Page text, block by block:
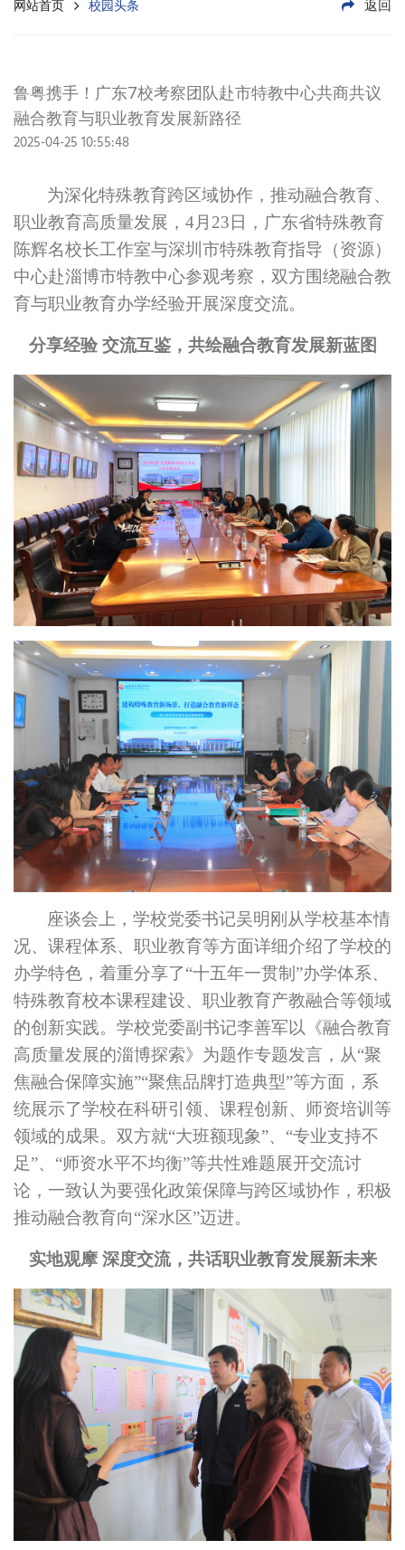
网站首页 校园头条 返回
鲁粤携手！广东7校考察团队赴市特教中心共商共议
融合教育与职业教育发展新路径
2025-04-25 10:55:48
为深化特殊教育跨区域协作，推动融合教育、
职业教育高质量发展， 4月23日，广东省特殊教育
陈辉名校长工作室与深圳市特殊教育指导（资源）
中心赴淄博市特教中心参观考察 ， 双方围绕融合教
育与职业教育办学经验开展深度交流。
分享经验 交流互鉴， 共绘融合教育发展新蓝图
座谈会上 ，学校党委书记吴明刚 从学校基本情
况、课程体系、职业教育等方面详细介绍了学校的
办学特色， 着重分享了“十五年一贯制”办学体系、
特殊教育校本课程建设、 职业教育产教融合等领域
的创新实践。 学校党委副书记李善军以《融合教育
高质量发展的淄博探索》为题作专题发言 ，从“聚
焦融合保障实施”“聚焦品牌打造典型”等方面，系
统展示了学校在科研引领、课程创新、师资培训等
领域的成果。 双方就“大班额现象”、 “专业支持不
足”、 “师资水平不均衡”等共性难题展开交流讨
论 ，一致认为要强化政策保障与跨区域协作， 积极
推动融合教育向“深水区”迈进。
实地观摩 深度交流，共话职业教育发展新未来